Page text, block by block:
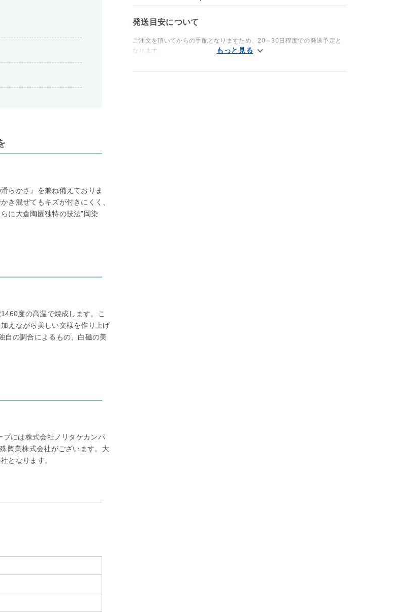
らかさ』を兼ね備えておりま
き混ぜてもキズが付きにくく、
に大倉陶園独特の技法”岡染
度の高温で焼成します。こ
えながら美しい文様を作り上げ
自の調合によるもの、白磁の美
には株式会社ノリタケカンパ
陶業株式会社がございます。大
となります。
発送目安について
ご注文を頂いてからの手配となりますため、20～30日程度での発送予定と
なります。